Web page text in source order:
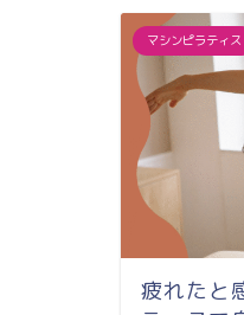
マシンピラティス
疲れたと